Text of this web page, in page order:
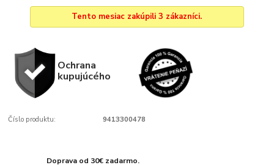
Tento mesiac zakúpili 3 zákazníci.
Ochrana
kupujúcého
Číslo produktu: 9413300478
Doprava od 30€ zadarmo.